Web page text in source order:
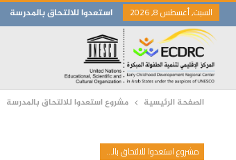
السبت, أغسطس 8, 2026 استعدوا للالتحاق بالمدرسة
الصفحة الرئيسية مشروع استعدوا للالتحاق بالمدرسة
مشروع استعدوا للالتحاق بالمدرسة